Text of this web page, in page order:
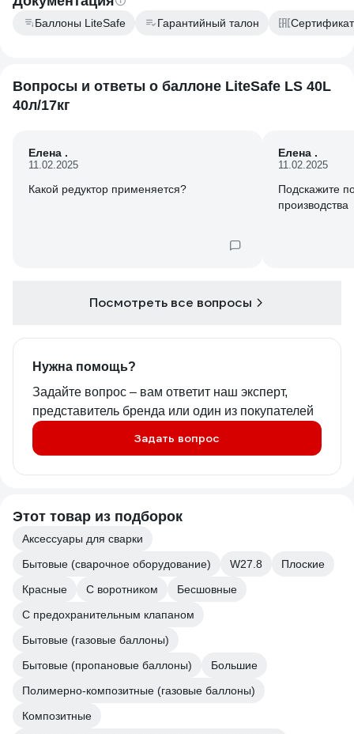
Баллоны LiteSafe Гарантийный талон
Вопросы и ответы о баллоне LiteSafe LS 40L
40л/17кг
Елена .
11.02.2025
Какой редуктор применяется?
Елена .
11.02.2025
Подскажите
производства
Посмотреть все вопросы
Нужна помощь?
Задайте вопрос – вам ответит наш эксперт,
представитель бренда или один из покупателей
Задать вопрос
Этот товар из подборок
Аксессуары для сварки
Бытовые (сварочное оборудование)
W27.8
Плоские
Красные
С воротником
Бесшовные
С предохранительным клапаном
Бытовые (газовые баллоны)
Бытовые (пропановые баллоны)
Большие
Полимерно-композитные (газовые баллоны)
Композитные